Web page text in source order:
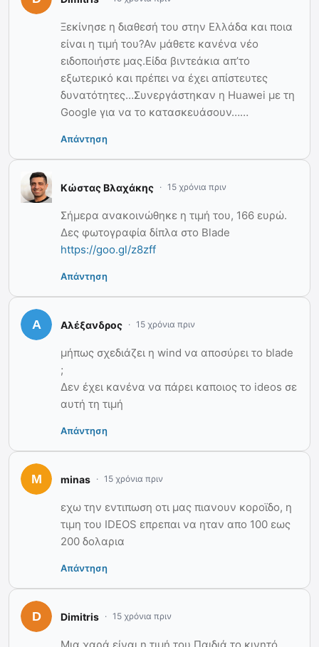
Ξεκίνησε η διαθεσή του στην Ελλάδα και ποια
είναι η τιμή του?Αν μάθετε κανένα νέο
ειδοποιήστε μας.Είδα βιντεάκια απ’το
εξωτερικό και πρέπει να έχει απίστευτες
δυνατότητες…Συνεργάστηκαν η Huawei με τη
Google για να το κατασκευάσουν……
Απάντηση
Κώστας Βλαχάκης 15 χρόνια πριν
Σήμερα ανακοινώθηκε η τιμή του, 166 ευρώ.
Δες φωτογραφία δίπλα στο Blade
https://goo.gl/z8zff
Απάντηση
Αλέξανδρος 15 χρόνια πριν
μήπως σχεδιάζει η wind να αποσύρει το blade
;
Δεν έχει κανένα να πάρει καποιος το ideos σε
αυτή τη τιμή
Απάντηση
minas 15 χρόνια πριν
εχω την εντιπωση οτι μας πιανουν κοροϊδο, η
τιμη του IDEOS επρεπαι να ηταν απο 100 εως
200 δολαρια
Απάντηση
Dimitris 15 χρόνια πριν